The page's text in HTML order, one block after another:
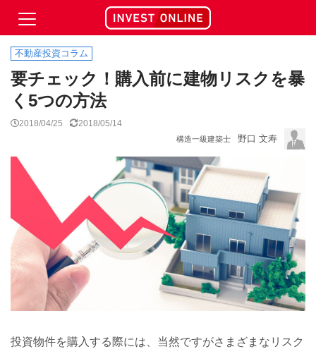
不動産投資コラム
要チェック！購入前に建物リスクを暴
く5つの方法
2018/04/25 2018/05/14
構造一級建築士 野口 文寿
投資物件を購入する際には、当然ですがさまざまなリスク